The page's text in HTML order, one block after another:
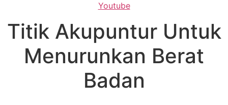
Youtube
Titik Akupuntur Untuk
Menurunkan Berat
Badan